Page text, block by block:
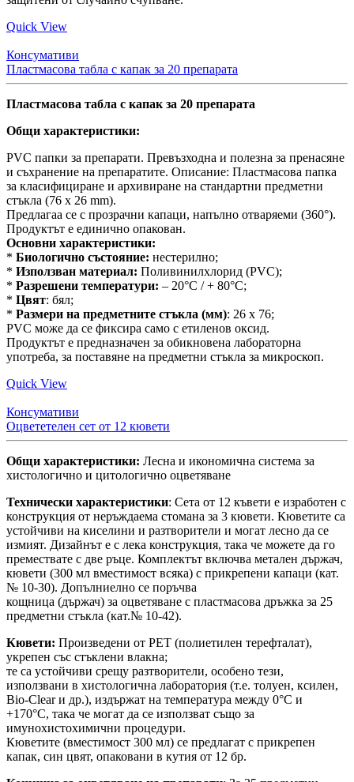
Quick View
Консумативи
Пластмасова табла с капак за 20 препарата
Пластмасова табла с капак за 20 препарата
Общи характеристики:
PVC папки за препарати. Превъзходна и полезна за пренасяне
и съхранение на препаратите. Описание: Пластмасова папка
за класифициране и архивиране на стандартни предметни
стъкла (76 x 26 mm).
Предлагаа се с прозрачни капаци, напълно отваряеми (360°).
Продуктът е единично опакован.
Основни характеристики:
* Биологично състояние: нестерилно;
* Използван материал: Поливинилхлорид (PVC);
* Разрешени температури: – 20°C / + 80°C;
* Цвят: бял;
* Размери на предметните стъкла (мм): 26 x 76;
PVC може да се фиксира само с етиленов оксид.
Продуктът е предназначен за обикновена лабораторна
употреба, за поставяне на предметни стъкла за микроскоп.
Quick View
Консумативи
Оцвететелен сет от 12 кювети
Общи характеристики: Лесна и икономична система за
хистологично и цитологично оцветяване
Технически характеристики: Сета от 12 къвети е изработен с
конструкция от неръждаема стомана за 3 кювети. Кюветите са
устойчиви на киселини и разтворители и могат лесно да се
измият. Дизайнът е с лека конструкция, така че можете да го
премествате с две ръце. Комплектът включва метален държач,
кювети (300 мл вместимост всяка) с прикрепени капаци (кат.
№ 10-30). Допълниелно се поръчва
кощница (държач) за оцветяване с пластмасова дръжка за 25
предметни стъкла (кат.№ 10-42).
Кювети: Произведени от PET (полиетилен терефталат),
укрепен със стъклени влакна;
те са устойчиви срещу разтворители, особено тези,
използвани в хистологична лаборатория (т.е. толуен, ксилен,
Bio-Clear и др.), издържат на температура между 0°C и
+170°C, така че могат да се използват също за
имунохистохимични процедури.
Кюветите (вместимост 300 мл) се предлагат с прикрепен
капак, син цвят, опаковани в кутия от 12 бр.